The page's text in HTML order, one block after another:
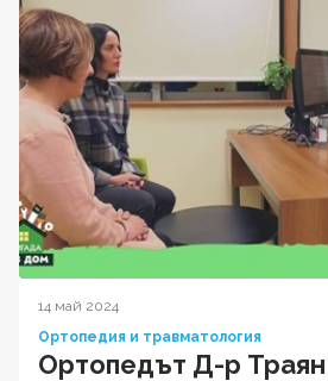
14 май 2024
Ортопедия и травматология
Ортопедът Д-р